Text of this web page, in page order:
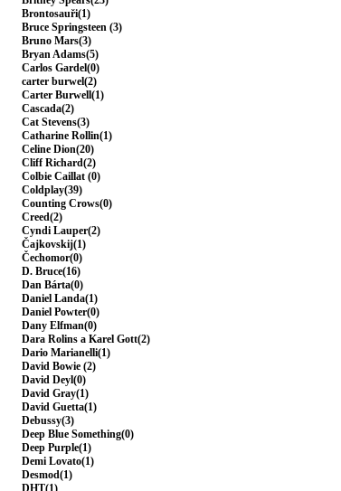
Brontosauři(1)
Bruce Springsteen (3)
Bruno Mars(3)
Bryan Adams(5)
Carlos Gardel(0)
carter burwel(2)
Carter Burwell(1)
Cascada(2)
Cat Stevens(3)
Catharine Rollin(1)
Celine Dion(20)
Cliff Richard(2)
Colbie Caillat (0)
Coldplay(39)
Counting Crows(0)
Creed(2)
Cyndi Lauper(2)
Čajkovskij(1)
Čechomor(0)
D. Bruce(16)
Dan Bárta(0)
Daniel Landa(1)
Daniel Powter(0)
Dany Elfman(0)
Dara Rolins a Karel Gott(2)
Dario Marianelli(1)
David Bowie (2)
David Deyl(0)
David Gray(1)
David Guetta(1)
Debussy(3)
Deep Blue Something(0)
Deep Purple(1)
Demi Lovato(1)
Desmod(1)
DHT(1)